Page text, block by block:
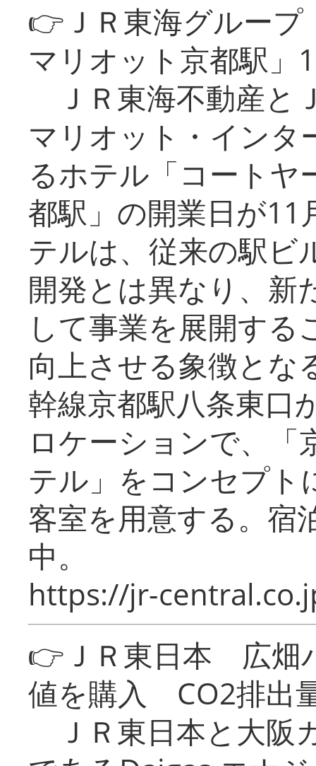
👉ＪＲ東海グルー
マリオット京都駅」
ＪＲ東海不動産と
マリオット・インタ
るホテル「コートヤ
都駅」の開業日が11
テルは、従来の駅ビ
開発とは異なり、新
して事業を展開する
向上させる象徴とな
幹線京都駅八条東口
ロケーションで、「
テル」をコンセプト
客室を用意する。宿
中。
https://jr-
👉ＪＲ東日本 広畑
値を購入 CO2排出
ＪＲ東日本と大阪